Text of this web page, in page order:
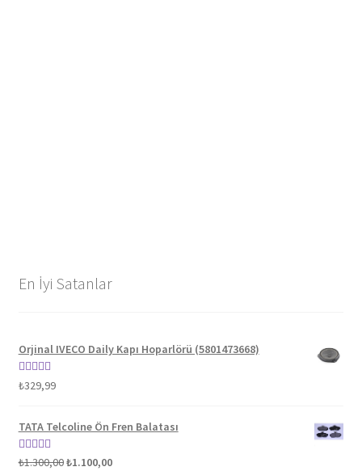
En İyi Satanlar
Orjinal IVECO Daily Kapı Hoparlörü (5801473668)
5 üzerinden
₺329,99
TATA Telcoline Ön Fren Balatası
5 üzerinden
₺1.300,00Orijinal
₺1.100,00Şu